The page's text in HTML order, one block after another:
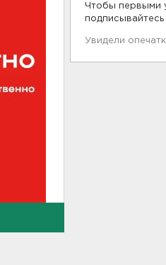
Чтобы первыми
подписывайтесь
Увидели